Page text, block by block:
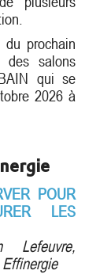
prochain
salons
qui se
2026 à
POUR
LES
Lefeuvre,